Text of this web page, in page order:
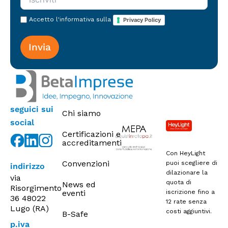
k
e
n
g
Accetto l'informativa sulla Privacy Policy
seguici sui
social
indirizzo
via
Risorgimento
36 48022
Lugo (RA)
p.iva
Chi siamo
Certificazioni e
accreditamenti
Convenzioni
News ed
eventi
B-Safe
Con HeyLight
puoi scegliere di
dilazionare la
quota di
iscrizione fino a
12 rate senza
costi aggiuntivi.